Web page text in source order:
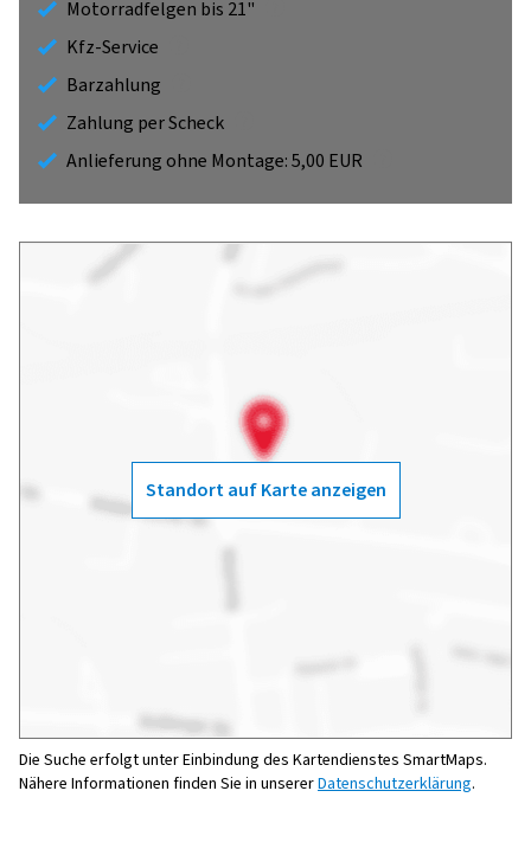
Motorradfelgen bis 21"
Kfz-Service
Barzahlung
Zahlung per Scheck
Anlieferung ohne Montage: 5,00 EUR
Standort auf Karte anzeigen
Die Suche erfolgt unter Einbindung des Kartendienstes SmartMaps.
Nähere Informationen finden Sie in unsererDatenschutzerklärung.